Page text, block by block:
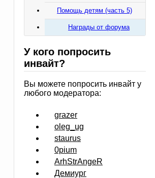
Помощь детям (часть 5)
Награды от форума
У кого попросить
инвайт?
Вы можете попросить инвайт у
любого модератора:
grazer
oleg_ug
staurus
0pium
ArhStrAngeR
Демиург